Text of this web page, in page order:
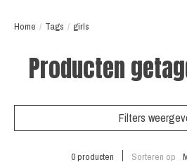
Home / Tags / girls
Producten
Filters
0 producten Sorteren op